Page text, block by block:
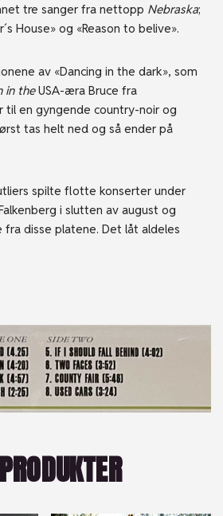
tre sanger fra nettopp Nebraska;
House» og «Reason to belive».
av «Dancing in the dark», som
in theUSA-æra Bruce fra
til en gyngende country-noir og
tas helt ned og så ender på
spilte flotte konserter under
i slutten av august og
fra disse platene. Det låt aldeles